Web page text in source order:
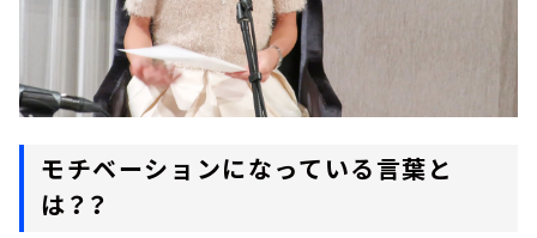
モチベーションになっている言葉と
は？？